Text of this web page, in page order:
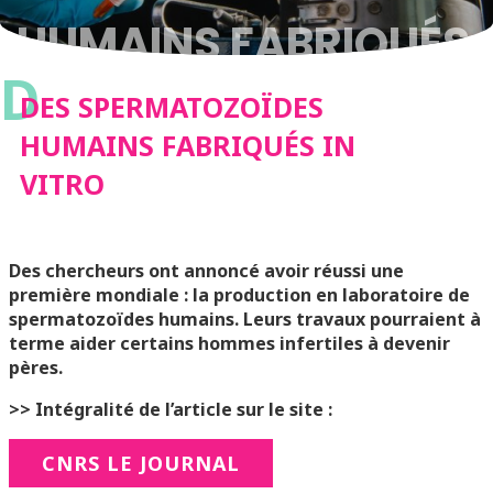
HUMAINS FABRIQUÉS
IN VITRO
DDES SPERMATOZOÏDES
HUMAINS FABRIQUÉS IN
VITRO
Des chercheurs ont annoncé avoir réussi une
première mondiale : la production en laboratoire de
spermatozoïdes humains. Leurs travaux pourraient à
terme aider certains hommes infertiles à devenir
pères.
>> Intégralité de l’article sur le site :
CNRS LE JOURNAL